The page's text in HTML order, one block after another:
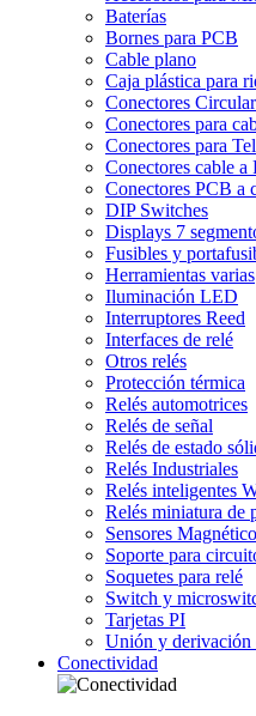
Baterías
Bornes para PCB
Cable plano
Caja plástica para
Conectores
Conectores para
Conectores para
Conectores cable a
Conectores PCB a
DIP Switches
Displays 7
Fusibles y
Herramientas varias
Iluminación LED
Interruptores Reed
Interfaces de relé
Otros relés
Protección térmica
Relés automotrices
Relés de señal
Relés de estado
Relés Industriales
Relés inteligentes
Relés miniatura de
Sensores
Soporte para
Soquetes para relé
Switch y
Tarjetas PI
Unión y derivación
Conectividad